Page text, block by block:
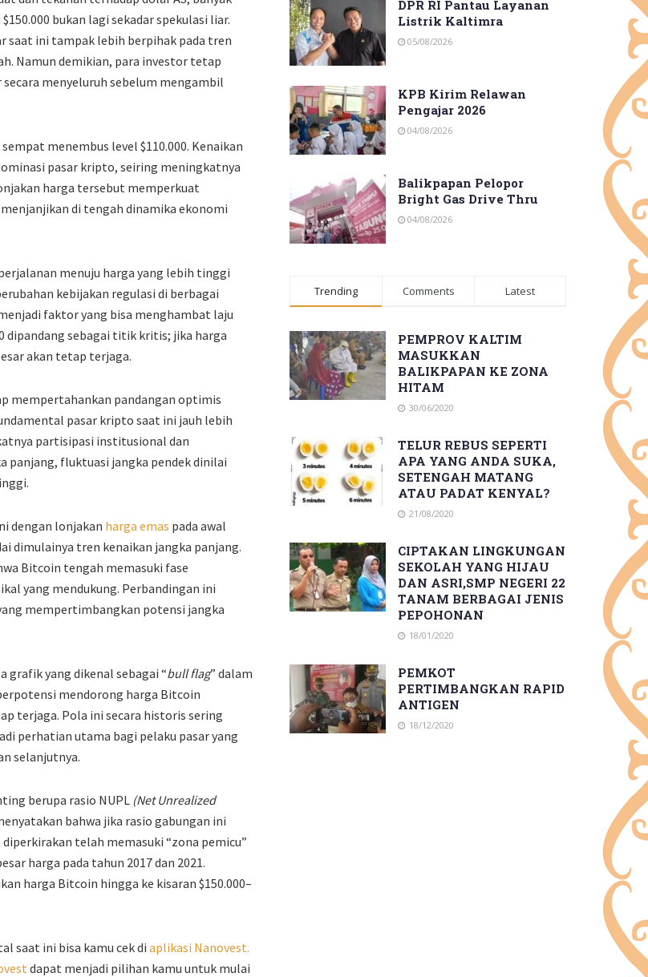
bukan lagi sekadar spekulasi liar.
saat ini tampak lebih berpihak pada tren
Namun demikian, para investor tetap
menyeluruh sebelum mengambil
menembus level $110.000. Kenaikan
pasar kripto, seiring meningkatnya
harga tersebut memperkuat
di tengah dinamika ekonomi
menuju harga yang lebih tinggi
kebijakan regulasi di berbagai
faktor yang bisa menghambat laju
dipandang sebagai titik kritis; jika harga
akan tetap terjaga.
mempertahankan pandangan optimis
pasar kripto saat ini jauh lebih
partisipasi institusional dan
panjang, fluktuasi jangka pendek dinilai
dengan lonjakan harga emas pada awal
dimulainya tren kenaikan jangka panjang.
Bitcoin tengah memasuki fase
yang mendukung. Perbandingan ini
mempertimbangkan potensi jangka
grafik yang dikenal sebagai “bull flag” dalam
mendorong harga Bitcoin
terjaga. Pola ini secara historis sering
perhatian utama bagi pelaku pasar yang
selanjutnya.
berupa rasio NUPL (Net Unrealized
bahwa jika rasio gabungan ini
telah memasuki “zona pemicu”
harga pada tahun 2017 dan 2021.
harga Bitcoin hingga ke kisaran $150.000–
saat ini bisa kamu cek di aplikasi Nanovest.
dapat menjadi pilihan kamu untuk mulai
DPR RI Pantau Layanan
Listrik Kaltimra
05/08/2026
KPB Kirim Relawan
Pengajar 2026
04/08/2026
Balikpapan Pelopor
Bright Gas Drive Thru
04/08/2026
Trending Comments Latest
PEMPROV KALTIM
MASUKKAN
BALIKPAPAN KE ZONA
HITAM
30/06/2020
TELUR REBUS SEPERTI
APA YANG ANDA SUKA,
SETENGAH MATANG
ATAU PADAT KENYAL?
21/08/2020
CIPTAKAN LINGKUNGAN
SEKOLAH YANG HIJAU
DAN ASRI,SMP NEGERI 22
TANAM BERBAGAI JENIS
PEPOHONAN
18/01/2020
PEMKOT
PERTIMBANGKAN RAPID
ANTIGEN
18/12/2020